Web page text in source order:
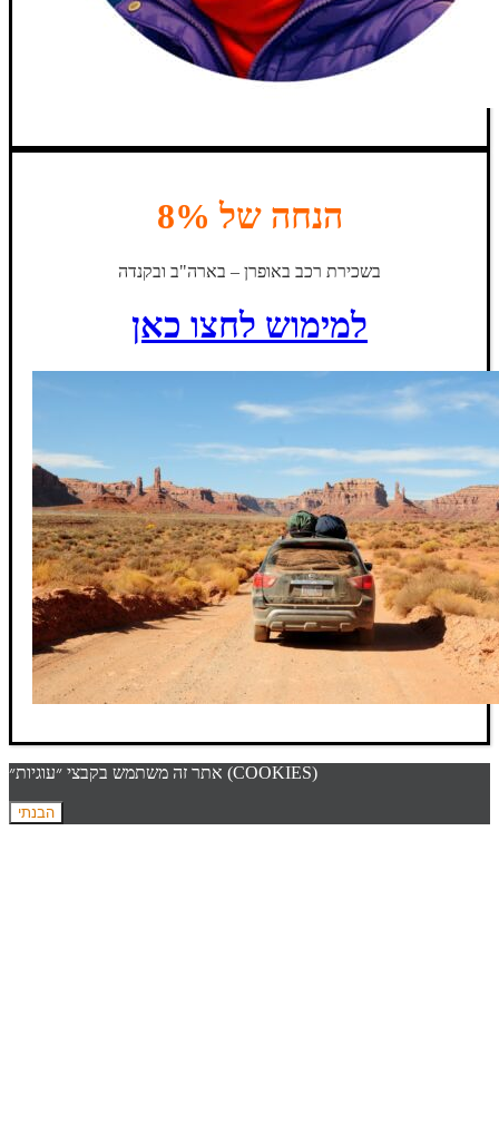
הנחה של 8%
בשכירת רכב באופרן – בארה"ב ובקנדה
למימוש לחצו כאן
אתר זה משתמש בקבצי ״עוגיות״ (COOKIES)
הבנתי